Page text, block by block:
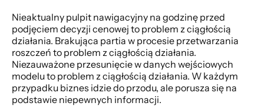
Nieaktualny pulpit nawigacyjny na godzinę przed
podjęciem decyzji cenowej to problem z ciągłością
działania. Brakująca partia w procesie przetwarzania
roszczeń to problem z ciągłością działania.
Niezauważone przesunięcie w danych wejściowych
modelu to problem z ciągłością działania. W każdym
przypadku biznes idzie do przodu, ale porusza się na
podstawie niepewnych informacji.